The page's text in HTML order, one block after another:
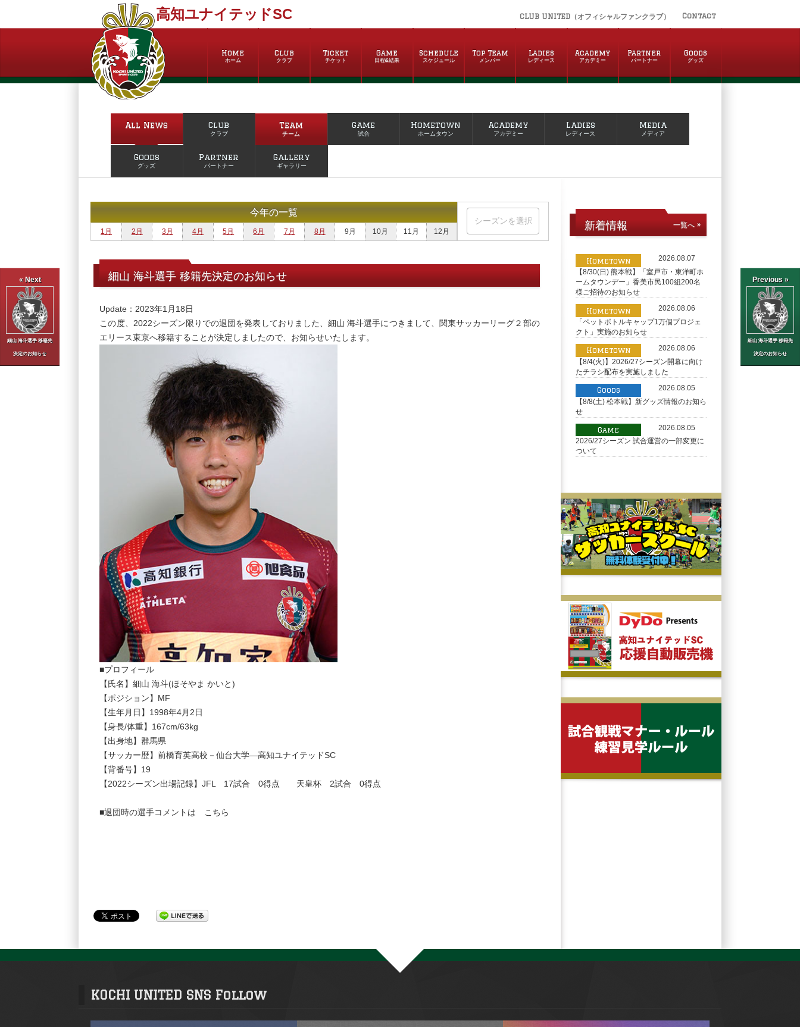
高知ユナイテッドSC CLUB UNITED（オフィシャルファンクラブ） Contact
Home
ホーム
Club
クラブ
Ticket
チケット
Game
日程&結果
Schedule
スケジュール
Top Team
メンバー
Ladies
レディース
Academy
アカデミー
Partner
パートナー
Goods
グッズ
« Next
細山 海斗選手 移籍先
決定のお知らせ
Previous »
細山 海斗選手 移籍先
決定のお知らせ
All News Club
クラブ
Team
チーム
Game
試合
Hometown
ホームタウン
Academy
アカデミー
Ladies
レディース
Media
メディア
Goods
グッズ
Partner
パートナー
Gallery
ギャラリー
今年の一覧
1月 2月 3月 4月 5月 6月 7月 8月 9月 10月 11月 12月
細山 海斗選手 移籍先決定のお知らせ
Update：2023年1月18日
この度、2022シーズン限りでの退団を発表しておりました、細山 海斗選手につきまして、関東サッカーリーグ２部の
エリース東京へ移籍することが決定しましたので、お知らせいたします。
■プロフィール
【氏名】細山 海斗(ほそやま かいと)
【ポジション】MF
【生年月日】1998年4月2日
【身長/体重】167cm/63kg
【出身地】群馬県
【サッカー歴】前橋育英高校－仙台大学―高知ユナイテッドSC
【背番号】19
【2022シーズン出場記録】JFL 17試合 0得点 天皇杯 2試合 0得点
■退団時の選手コメントは こちら
新着情報 一覧へ »
Hometown
2026.08.07
【8/30(日) 熊本戦】「室戸市・東洋町ホ
ームタウンデー」香美市民100組200名
様ご招待のお知らせ
Hometown
2026.08.06
「ペットボトルキャップ1万個プロジェ
クト」実施のお知らせ
Hometown
2026.08.06
【8/4(火)】2026/27シーズン開幕に向け
たチラシ配布を実施しました
Goods
2026.08.05
【8/8(土) 松本戦】新グッズ情報のお知ら
せ
Game
2026.08.05
2026/27シーズン 試合運営の一部変更に
ついて
KOCHI UNITED SNS Follow